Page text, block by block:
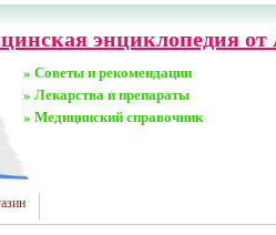
энциклопедия от
» Советы и рекомендации
» Лекарства и препараты
» Медицинский справочник